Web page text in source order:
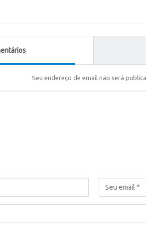
Seu endereço de email não será